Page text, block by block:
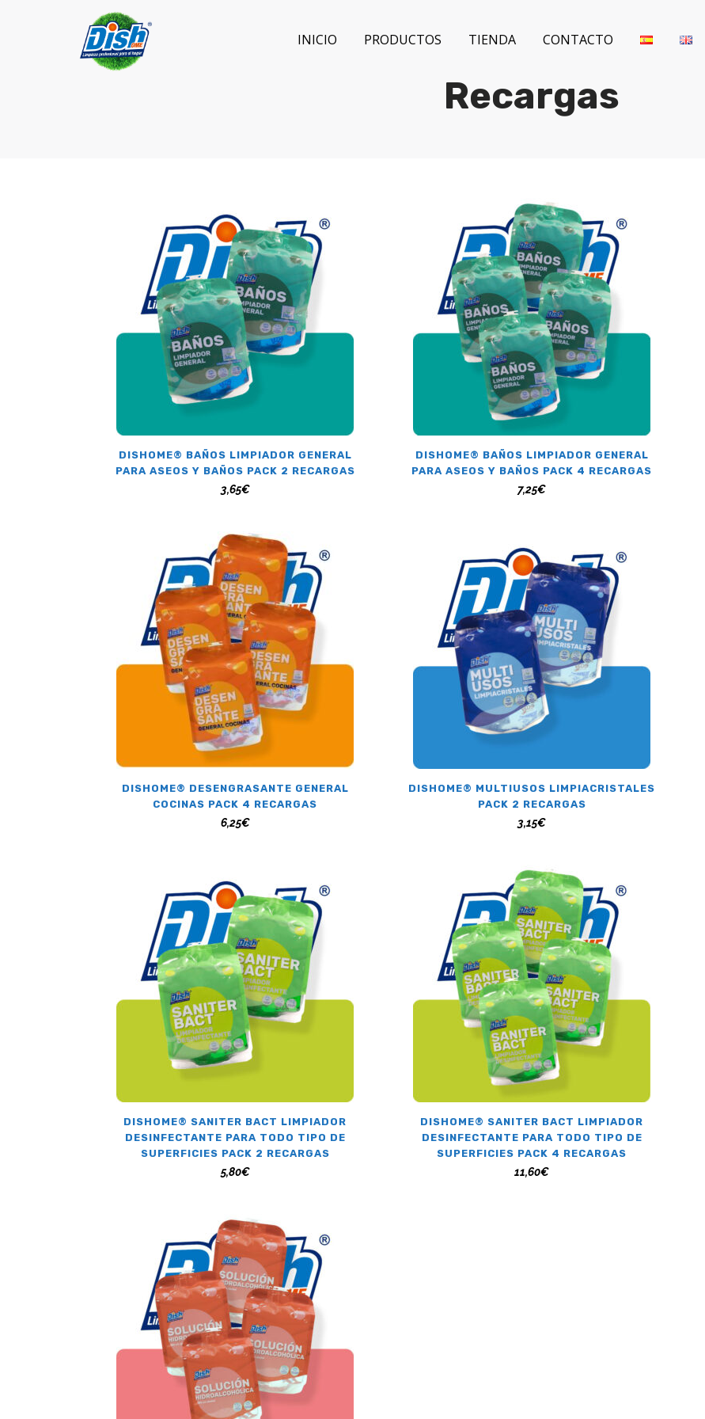
INICIO PRODUCTOS TIENDA CONTACTO
Recargas
DISHOME® BAÑOS LIMPIADOR GENERAL
PARA ASEOS Y BAÑOS PACK 2 RECARGAS
3,65€
DISHOME® BAÑOS LIMPIADOR GENERAL
PARA ASEOS Y BAÑOS PACK 4 RECARGAS
7,25€
DISHOME® DESENGRASANTE GENERAL
COCINAS PACK 4 RECARGAS
6,25€
DISHOME® MULTIUSOS LIMPIACRISTALES
PACK 2 RECARGAS
3,15€
DISHOME® SANITER BACT LIMPIADOR
DESINFECTANTE PARA TODO TIPO DE
SUPERFICIES PACK 2 RECARGAS
5,80€
DISHOME® SANITER BACT LIMPIADOR
DESINFECTANTE PARA TODO TIPO DE
SUPERFICIES PACK 4 RECARGAS
11,60€